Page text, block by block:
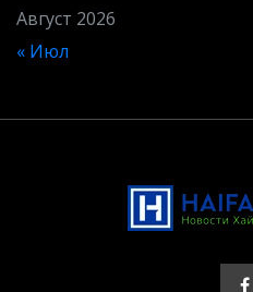
Август 2026
« Июл